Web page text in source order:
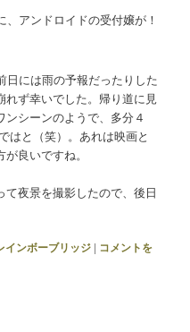
アンドロイドの受付嬢が！
日には雨の予報だったりした
ず幸いでした。帰り道に見
シーンのようで、多分４
はと（笑）。あれは映画と
良いですね。
夜景を撮影したので、後日
インボーブリッジ | コメントを